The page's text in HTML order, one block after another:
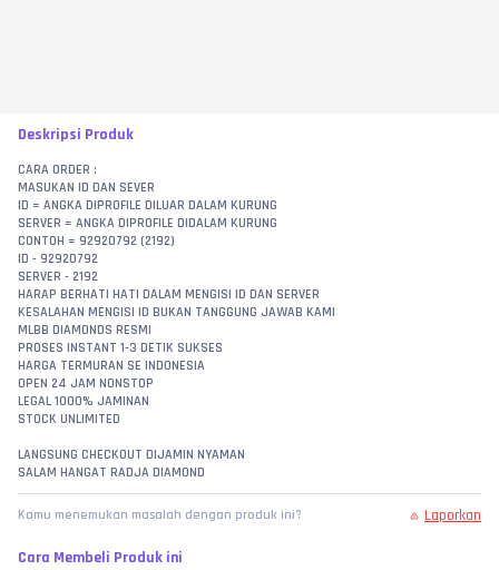
Deskripsi Produk
CARA ORDER :
MASUKAN ID DAN SEVER
ID = ANGKA DIPROFILE DILUAR DALAM KURUNG
SERVER = ANGKA DIPROFILE DIDALAM KURUNG
CONTOH = 92920792 (2192)
ID - 92920792
SERVER - 2192
HARAP BERHATI HATI DALAM MENGISI ID DAN SERVER
KESALAHAN MENGISI ID BUKAN TANGGUNG JAWAB KAMI
MLBB DIAMONDS RESMI
PROSES INSTANT 1-3 DETIK SUKSES
HARGA TERMURAN SE INDONESIA
OPEN 24 JAM NONSTOP
LEGAL 1000% JAMINAN
STOCK UNLIMITED
LANGSUNG CHECKOUT DIJAMIN NYAMAN
SALAM HANGAT RADJA DIAMOND
Kamu menemukan masalah dengan produk ini? Laporkan
Cara Membeli Produk ini